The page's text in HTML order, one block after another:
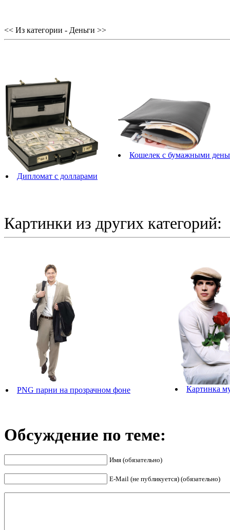
<< Из категории - Деньги >>
Дипломат с долларами
Кошелек с бумажными
Картинки из других категорий:
PNG парни на прозрачном фоне Картинка
Обсуждение по теме:
Имя (обязательно)
E-Mail (не публикуется) (обязательно)